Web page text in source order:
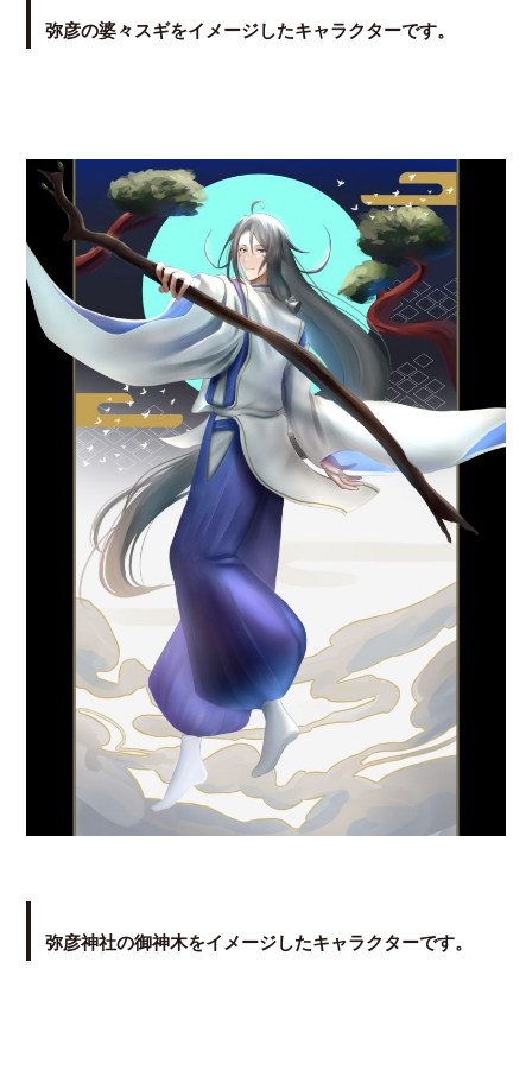
弥彦の婆々スギをイメージしたキャラクターです。
弥彦神社の御神木をイメージしたキャラクターです。